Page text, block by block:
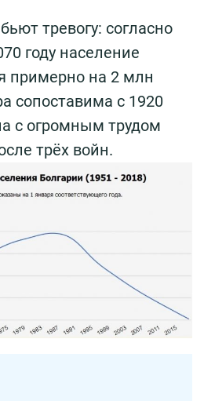
тревогу: согласно
году население
примерно на 2 млн
сопоставима с 1920
с огромным трудом
трёх войн.